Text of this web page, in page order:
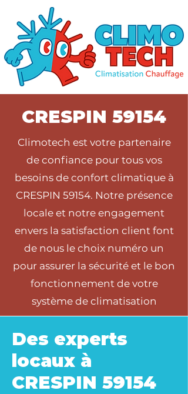
CRESPIN 59154
Climotech est votre partenaire
de confiance pour tous vos
besoins de confort climatique à
CRESPIN 59154. Notre présence
locale et notre engagement
envers la satisfaction client font
de nous le choix numéro un
pour assurer la sécurité et le bon
fonctionnement de votre
système de climatisation
Des experts
locaux à
CRESPIN 59154